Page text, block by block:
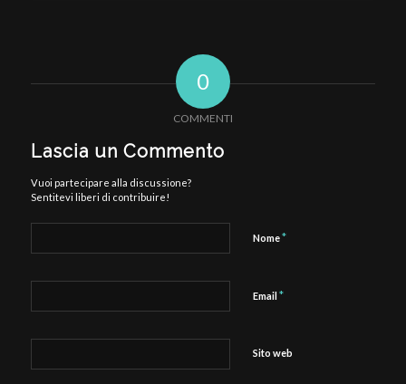
0
COMMENTI
Lascia un Commento
Vuoi partecipare alla discussione?
Sentitevi liberi di contribuire!
Nome*
Email *
Sito web